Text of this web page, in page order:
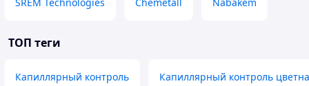
ТОП теги
Капиллярный контроль Капиллярный контроль